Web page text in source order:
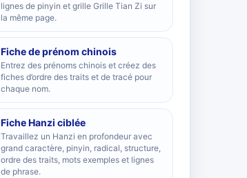
lignes de pinyin et grille Grille Tian Zi sur
la même page.
Fiche de prénom chinois
Entrez des prénoms chinois et créez des
fiches d’ordre des traits et de tracé pour
chaque nom.
Fiche Hanzi ciblée
Travaillez un Hanzi en profondeur avec
grand caractère, pinyin, radical, structure,
ordre des traits, mots exemples et lignes
de phrase.